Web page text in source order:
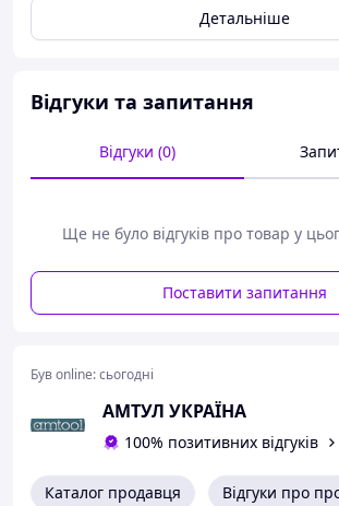
Накидне кільце з відгином
Базовий інструмент хромований
Технічні характеристики:
Розмір під ключ: 14 мм
Стандарт на ізоляцію: IEC 60900
Товщина головки a max*: 12 мм
Knipex, Германия
Детальніше
Відгуки та запитання
Відгуки (0)
Ще не було відгуків про товар у
Поставити запитання
Був online:сьогодні
АМТУЛ УКРАЇНА
100% позитивних відгуків
Каталог продавця Відгуки про